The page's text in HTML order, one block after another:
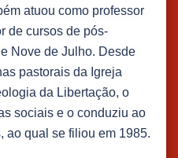
atuou como professor
de cursos de pós-
Nove de Julho. Desde
pastorais da Igreja
da Libertação, o
sociais e o conduziu ao
ao qual se filiou em 1985.